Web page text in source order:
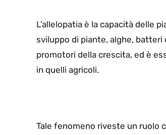
L’allelopatia è la capacità delle
sviluppo di piante, alghe,
promotori della crescita, ed è
in quelli agricoli.
Tale fenomeno riveste un ruolo